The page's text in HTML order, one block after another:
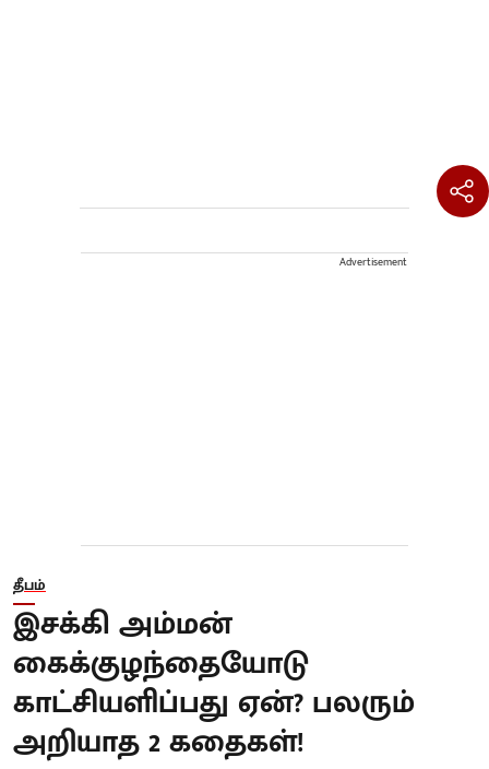
Advertisement
தீபம்
இசக்கி அம்மன்
கைக்குழந்தையோடு
காட்சியளிப்பது ஏன்? பலரும்
அறியாத 2 கதைகள்!